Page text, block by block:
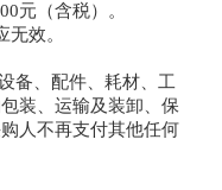
元（含税）。
效。
备、配件、耗材、工
装、运输及装卸、保
人不再支付其他任何